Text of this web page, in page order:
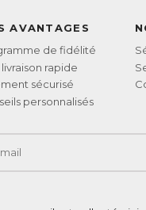
AVANTAGES
de fidélité
rapide
sécurisé
personnalisés